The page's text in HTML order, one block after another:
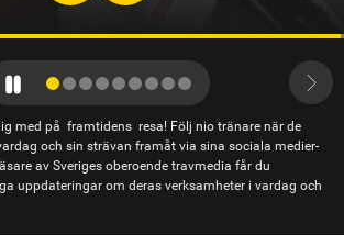
med på framtidens resa! Följ nio tränare när de
och sin strävan framåt via sina sociala medier-
av Sveriges oberoende travmedia får du
uppdateringar om deras verksamheter i vardag och